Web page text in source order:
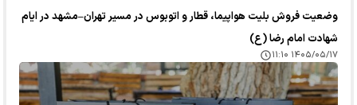
وضعیت فروش بلیت هواپیما، قطار و اتوبوس در مسیر تهران–مشهد در ایام
شهادت امام رضا (ع)
۱۴۰۵/۰۵/۱۷ ۱۱:۱۰